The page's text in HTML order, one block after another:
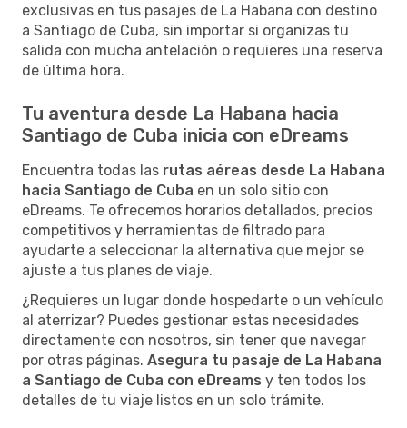
exclusivas en tus pasajes de La Habana con destino
a Santiago de Cuba, sin importar si organizas tu
salida con mucha antelación o requieres una reserva
de última hora.
Tu aventura desde La Habana hacia
Santiago de Cuba inicia con eDreams
Encuentra todas las rutas aéreas desde La Habana
hacia Santiago de Cuba en un solo sitio con
eDreams. Te ofrecemos horarios detallados, precios
competitivos y herramientas de filtrado para
ayudarte a seleccionar la alternativa que mejor se
ajuste a tus planes de viaje.
¿Requieres un lugar donde hospedarte o un vehículo
al aterrizar? Puedes gestionar estas necesidades
directamente con nosotros, sin tener que navegar
por otras páginas. Asegura tu pasaje de La Habana
a Santiago de Cuba con eDreams y ten todos los
detalles de tu viaje listos en un solo trámite.